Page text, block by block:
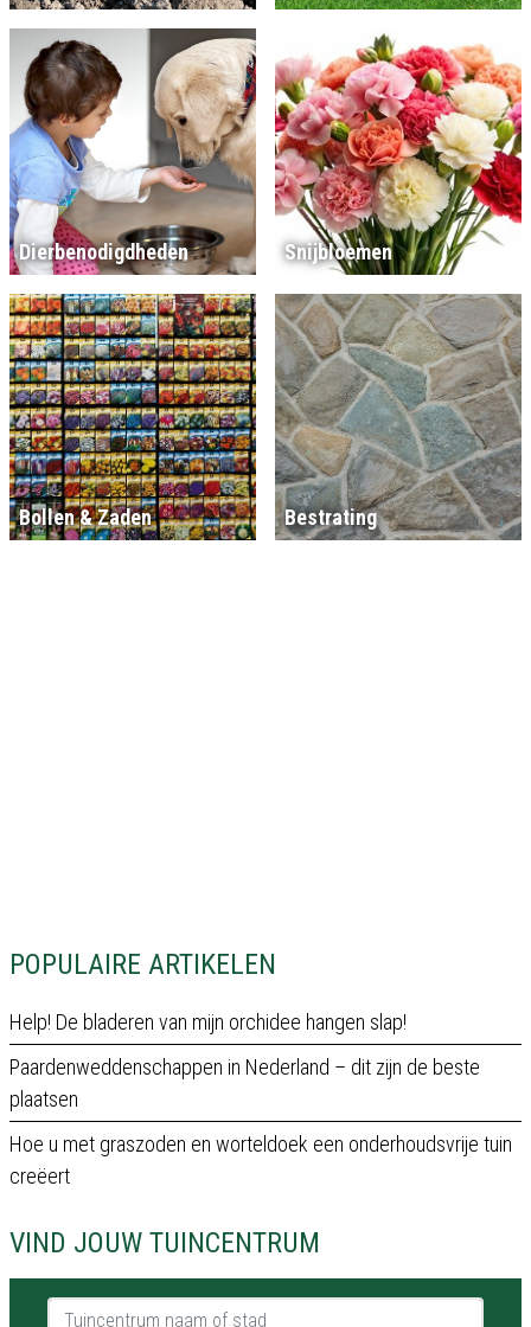
POPULAIRE ARTIKELEN
Help! De bladeren van mijn orchidee hangen slap!
Paardenweddenschappen in Nederland – dit zijn de beste
plaatsen
Hoe u met graszoden en worteldoek een onderhoudsvrije tuin
creëert
VIND JOUW TUINCENTRUM
Tuincentrum naam of stad
Dierbenodigdheden Snijbloemen
Bollen & Zaden Bestrating